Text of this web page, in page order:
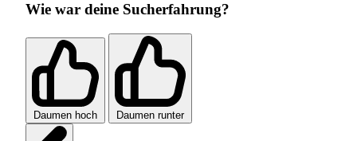
Wie war deine Sucherfahrung?
Daumen hoch Daumen runter